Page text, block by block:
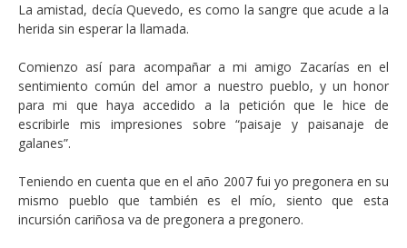
La amistad, decía Quevedo, es como la sangre que acude a la
herida sin esperar la llamada.
Comienzo así para acompañar a mi amigo Zacarías en el
sentimiento común del amor a nuestro pueblo, y un honor
para mi que haya accedido a la petición que le hice de
escribirle mis impresiones sobre “paisaje y paisanaje de
galanes”.
Teniendo en cuenta que en el año 2007 fui yo pregonera en su
mismo pueblo que también es el mío, siento que esta
incursión cariñosa va de pregonera a pregonero.